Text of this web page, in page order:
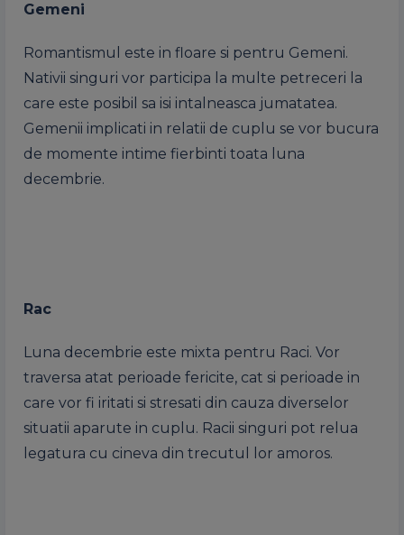
Gemeni
Romantismul este in floare si pentru Gemeni.
Nativii singuri vor participa la multe petreceri la
care este posibil sa isi intalneasca jumatatea.
Gemenii implicati in relatii de cuplu se vor bucura
de momente intime fierbinti toata luna
decembrie.
Rac
Luna decembrie este mixta pentru Raci. Vor
traversa atat perioade fericite, cat si perioade in
care vor fi iritati si stresati din cauza diverselor
situatii aparute in cuplu. Racii singuri pot relua
legatura cu cineva din trecutul lor amoros.